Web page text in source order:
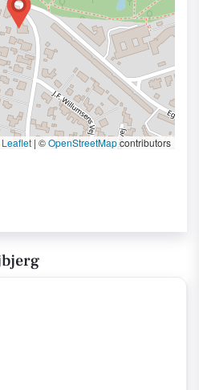
Leaflet | ©OpenStreetMapcontributors